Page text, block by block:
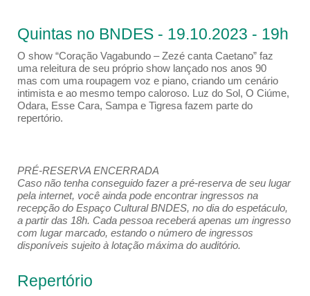
Quintas no BNDES - 19.10.2023 - 19h
O show “Coração Vagabundo – Zezé canta Caetano” faz
uma releitura de seu próprio show lançado nos anos 90
mas com uma roupagem voz e piano, criando um cenário
intimista e ao mesmo tempo caloroso. Luz do Sol, O Ciúme,
Odara, Esse Cara, Sampa e Tigresa fazem parte do
repertório.
PRÉ-RESERVA ENCERRADA
Caso não tenha conseguido fazer a pré-reserva de seu lugar
pela internet, você ainda pode encontrar ingressos na
recepção do Espaço Cultural BNDES, no dia do espetáculo,
a partir das 18h. Cada pessoa receberá apenas um ingresso
com lugar marcado, estando o número de ingressos
disponíveis sujeito à lotação máxima do auditório.
Repertório